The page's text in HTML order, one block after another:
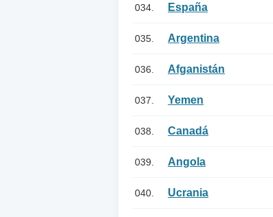
034. España
035. Argentina
036. Afganistán
037. Yemen
038. Canadá
039. Angola
040. Ucrania